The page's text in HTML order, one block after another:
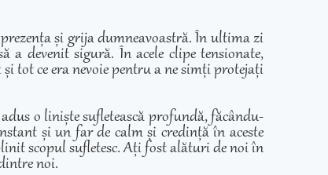
și grija dumneavoastră. În ultima zi
devenit sigură. În acele clipe tensionate,
tot ce era nevoie pentru a ne simți protejați
o liniște sufletească profundă, făcându-
și un far de calm și credință în aceste
scopul sufletesc. Ați fost alături de noi în
noi.